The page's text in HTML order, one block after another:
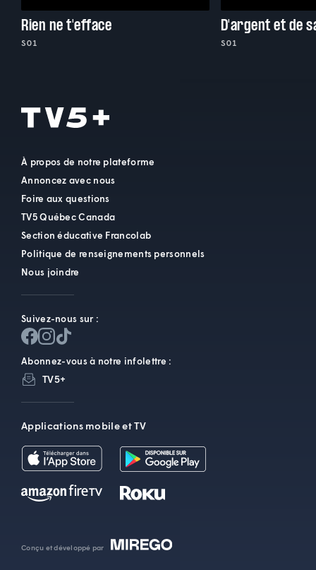
Rien ne t'efface
S01
D'argent et de
S01
À propos de notre plateforme
Annoncez avec nous
Foire aux questions
TV5 Québec Canada
Section éducative Francolab
Politique de renseignements personnels
Nous joindre
Suivez-nous sur :
Abonnez-vous à notre infolettre :
TV5+
Applications mobile et TV
Conçu et développé par